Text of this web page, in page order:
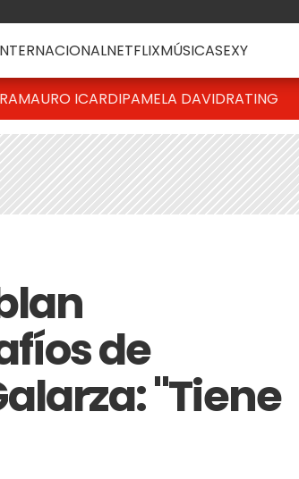
NETFLIXMÚSICASEXY
MAURO ICARDIPAMELA DAVIDRATING
de
"Tiene